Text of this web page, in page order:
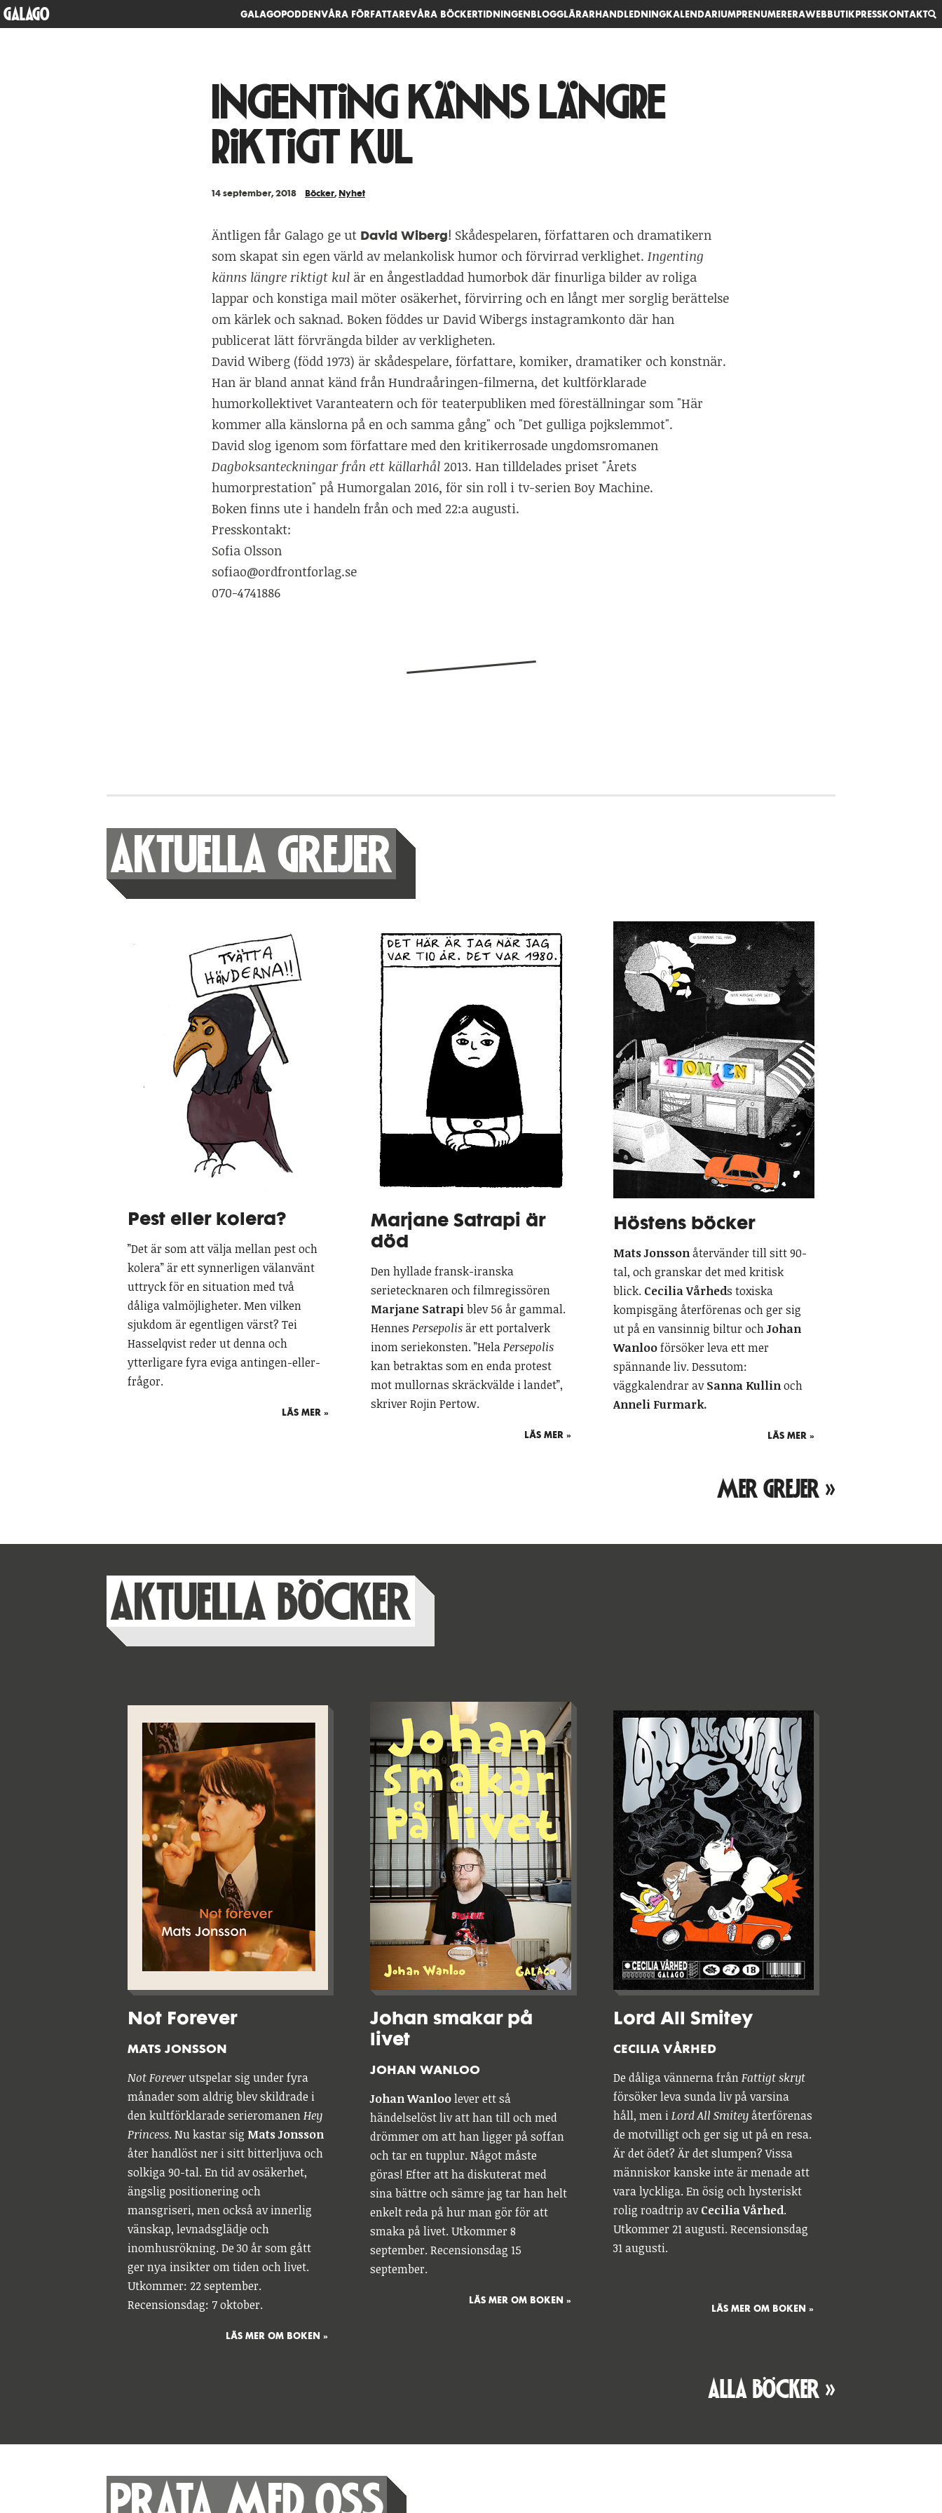
GALAGO GALAGOPODDEN VÅRA FÖRFATTAREVÅRA BÖCKERTIDNINGEN BLOGG LÄRARHANDLEDNING KALENDARIUM PRENUMERERAWEBBUTIK PRESS KONTAKT
Ingenting känns längre
riktigt kul
14 september, 2018 Böcker, Nyhet
Äntligen får Galago ge ut David Wiberg! Skådespelaren, författaren och dramatikern
som skapat sin egen värld av melankolisk humor och förvirrad verklighet. Ingenting
känns längre riktigt kul är en ångestladdad humorbok där finurliga bilder av roliga
lappar och konstiga mail möter osäkerhet, förvirring och en långt mer sorglig berättelse
om kärlek och saknad. Boken föddes ur David Wibergs instagramkonto där han
publicerat lätt förvrängda bilder av verkligheten.
David Wiberg (född 1973) är skådespelare, författare, komiker, dramatiker och konstnär.
Han är bland annat känd från Hundraåringen-filmerna, det kultförklarade
humorkollektivet Varanteatern och för teaterpubliken med föreställningar som "Här
kommer alla känslorna på en och samma gång" och "Det gulliga pojkslemmot".
David slog igenom som författare med den kritikerrosade ungdomsromanen
Dagboksanteckningar från ett källarhål 2013. Han tilldelades priset "Årets
humorprestation" på Humorgalan 2016, för sin roll i tv-serien Boy Machine.
Boken finns ute i handeln från och med 22:a augusti.
Presskontakt:
Sofia Olsson
sofiao@ordfrontforlag.se
070-4741886
AKTUELLA GREJER
Pest eller kolera?
”Det är som att välja mellan pest och
kolera” är ett synnerligen välanvänt
uttryck för en situation med två
dåliga valmöjligheter. Men vilken
sjukdom är egentligen värst? Tei
Hasselqvist reder ut denna och
ytterligare fyra eviga antingen-eller-
frågor.
LÄS MER »
Marjane Satrapi är
död
Den hyllade fransk-iranska
serietecknaren och filmregissören
Marjane Satrapiblev 56 år gammal.
Hennes Persepolisär ett portalverk
inom seriekonsten. ”HelaPersepolis
kan betraktas som en enda protest
mot mullornas skräckvälde i landet”,
skriver Rojin Pertow.
LÄS MER »
Höstens böcker
Mats Jonssonåtervänder till sitt 90-
tal, och granskar det med kritisk
blick. Cecilia Vårheds toxiska
kompisgäng återförenas och ger sig
ut på en vansinnig biltur ochJohan
Wanlooförsöker leva ett mer
spännande liv. Dessutom:
väggkalendrar avSanna Kullinoch
Anneli Furmark.
LÄS MER »
MER GREJER »
AKTUELLA BÖCKER
Not Forever
MATS JONSSON
Not Foreverutspelar sig under fyra
månader som aldrig blev skildrade i
den kultförklarade serieromanenHey
Princess. Nu kastar sig Mats Jonsson
åter handlöst ner i sitt bitterljuva och
solkiga 90-tal. En tid av osäkerhet,
ängslig positionering och
mansgriseri, men också av innerlig
vänskap, levnadsglädje och
inomhusrökning. De 30 år som gått
ger nya insikter om tiden och livet.
Utkommer: 22 september.
Recensionsdag: 7 oktober.
LÄS MER OM BOKEN »
Johan smakar på
livet
JOHAN WANLOO
Johan Wanloolever ett så
händelselöst liv att han till och med
drömmer om att han ligger på soffan
och tar en tupplur. Något måste
göras! Efter att ha diskuterat med
sina bättre och sämre jag tar han helt
enkelt reda på hur man gör för att
smaka på livet. Utkommer 8
september. Recensionsdag 15
september.
LÄS MER OM BOKEN »
Lord All Smitey
CECILIA VÅRHED
De dåliga vännerna frånFattigt skryt
försöker leva sunda liv på varsina
håll, men iLord All Smiteyåterförenas
de motvilligt och ger sig ut på en resa.
Är det ödet? Är det slumpen? Vissa
människor kanske inte är menade att
vara lyckliga. En ösig och hysteriskt
rolig roadtrip avCecilia Vårhed.
Utkommer 21 augusti. Recensionsdag
31 augusti.
LÄS MER OM BOKEN »
ALLA BÖCKER »